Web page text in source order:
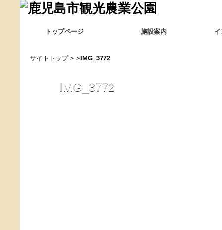
トップページ 施設案内
サイトトップ> > IMG_3772
IMG_3772